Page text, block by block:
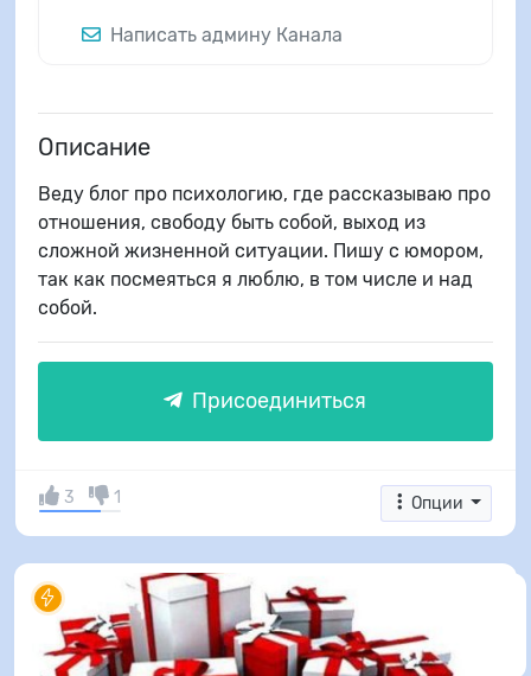
Написать админу Канала
Описание
Веду блог про психологию, где рассказываю про
отношения, свободу быть собой, выход из
сложной жизненной ситуации. Пишу с юмором,
так как посмеяться я люблю, в том числе и над
собой.
Присоединиться
Опции
3 1